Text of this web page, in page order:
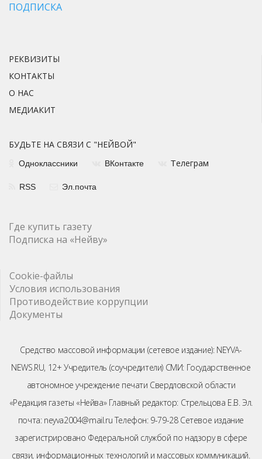
ПОДПИСКА
РЕКВИЗИТЫ
КОНТАКТЫ
О НАС
МЕДИАКИТ
БУДЬТЕ НА СВЯЗИ С "НЕЙВОЙ"
Одноклассники ВКонтакте Телеграм
RSS Эл.почта
Где купить газету
Подписка на «Нейву»
Cookie-файлы
Условия использования
Противодействие коррупции
Документы
Средство массовой информации (сетевое издание): NEYVA-
NEWS.RU, 12+ Учредитель (соучредители) СМИ: Государственное
автономное учреждение печати Свердловской области
«Редакция газеты «Нейва» Главный редактор: Стрельцова Е.В. Эл.
почта: neyva2004@mail.ru Телефон: 9-79-28 Сетевое издание
зарегистрировано Федеральной службой по надзору в сфере
связи, информационных технологий и массовых коммуникаций.